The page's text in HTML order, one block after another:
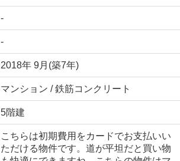
-
-
2018年 9月(築7年)
マンション / 鉄筋コンクリート
5階建
こちらは初期費用をカードでお支払いい
ただける物件です。道が平坦だと買い物